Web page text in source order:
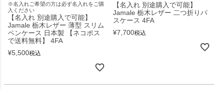
※名入れご希望の方は必ず名入れをご購
入ください
【名入れ 別途購入で可能】
Jamale 栃木レザー 薄型 スリム
ペンケース 日本製 【ネコポス
で送料無料】 4FA
¥5,500税込
【名入れ 別途購入で可能】
Jamale 栃木レザー 二つ折りパ
スケース 4FA
¥7,700税込